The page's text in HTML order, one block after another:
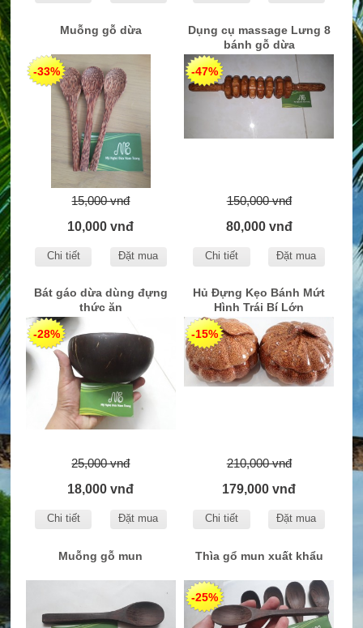
Muỗng gỗ dừa
-33%
15,000 vnđ
10,000 vnđ
Chi tiết Đặt mua
Dụng cụ massage Lưng 8
bánh gỗ dừa
-47%
150,000 vnđ
80,000 vnđ
Chi tiết Đặt mua
Bát gáo dừa dùng đựng
thức ăn
-28%
25,000 vnđ
18,000 vnđ
Chi tiết Đặt mua
Hủ Đựng Kẹo Bánh Mứt
Hình Trái Bí Lớn
-15%
210,000 vnđ
179,000 vnđ
Chi tiết Đặt mua
Muỗng gỗ mun Thìa gổ mun xuất khẩu
-25%